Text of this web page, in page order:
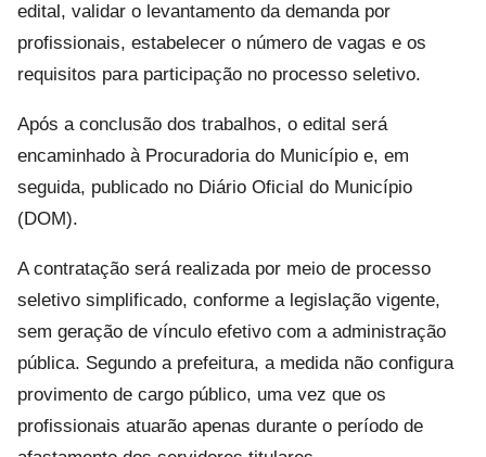
edital, validar o levantamento da demanda por
profissionais, estabelecer o número de vagas e os
requisitos para participação no processo seletivo.
Após a conclusão dos trabalhos, o edital será
encaminhado à Procuradoria do Município e, em
seguida, publicado no Diário Oficial do Município
(DOM).
A contratação será realizada por meio de processo
seletivo simplificado, conforme a legislação vigente,
sem geração de vínculo efetivo com a administração
pública. Segundo a prefeitura, a medida não configura
provimento de cargo público, uma vez que os
profissionais atuarão apenas durante o período de